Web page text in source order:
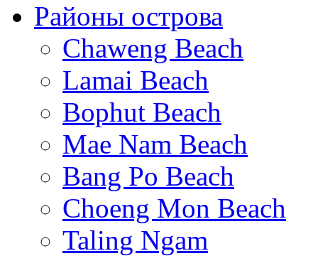
Районы острова
Chaweng Beach
Lamai Beach
Bophut Beach
Mae Nam Beach
Bang Po Beach
Choeng Mon Beach
Taling Ngam